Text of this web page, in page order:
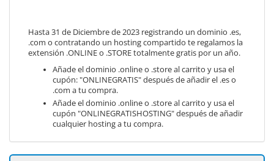
Hasta 31 de Diciembre de 2023 registrando un dominio .es,
.com o contratando un hosting compartido te regalamos la
extensión .ONLINE o .STORE totalmente gratis por un año.
Añade el dominio .online o .store al carrito y usa el
cupón: "ONLINEGRATIS" después de añadir el .es o
.com a tu compra.
Añade el dominio .online o .store al carrito y usa el
cupón "ONLINEGRATISHOSTING" después de añadir
cualquier hosting a tu compra.